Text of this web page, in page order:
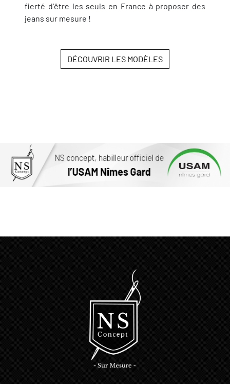
fierté d'être les seuls en France à proposer des
jeans sur mesure !
DÉCOUVRIR LES MODÈLES